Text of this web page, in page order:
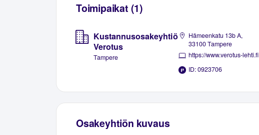
Toimipaikat (1)
Kustannusosakeyhtiö
Verotus
Tampere
Hämeenkatu 13b A,
33100 Tampere
https://www.verotus-lehti.fi
ID: 0923706
Osakeyhtiön kuvaus